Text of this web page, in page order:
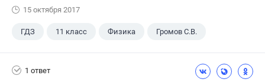
15 октября 2017
ГДЗ 11 класс Физика Громов С.В.
1 ответ